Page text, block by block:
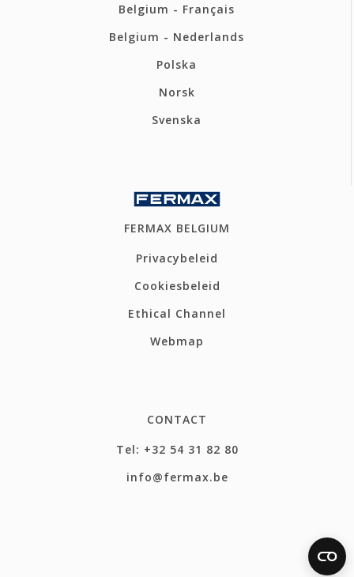
Belgium - Français
Belgium - Nederlands
Polska
Norsk
Svenska
FERMAX BELGIUM
Privacybeleid
Cookiesbeleid
Ethical Channel
Webmap
CONTACT
Tel: +32 54 31 82 80
info@fermax.be